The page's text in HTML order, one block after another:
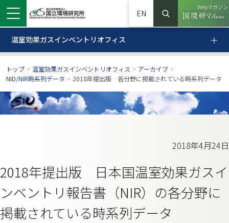
ドウで開きます）
ンドウで開きます）
ウインドウで開きます）
EN
サイト内検索
検索
Webマガジン
（別ウイ
温室効果ガスインベントリオフィス
トップ > 温室効果ガスインベントリオフィス > アーカイブ >
NID/NIR時系列データ > 2018年提出版 各分野に掲載されている時系列データ
温室効果ガスインベントリオフィス
2018年4月24日
2018年提出版 日本国温室効果ガスイ
ンベントリ報告書（NIR）の各分野に
掲載されている時系列データ